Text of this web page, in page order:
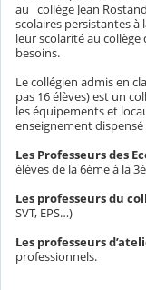
au collège Jean
scolaires persistantes
leur scolarité au
besoins.
Le collégien admis en
pas 16 élèves) est un
les équipements et
enseignement dispensé
Les Professeurs des
élèves de la 6ème à la
Les professeurs du
SVT, EPS…)
Les professeurs
professionnels.